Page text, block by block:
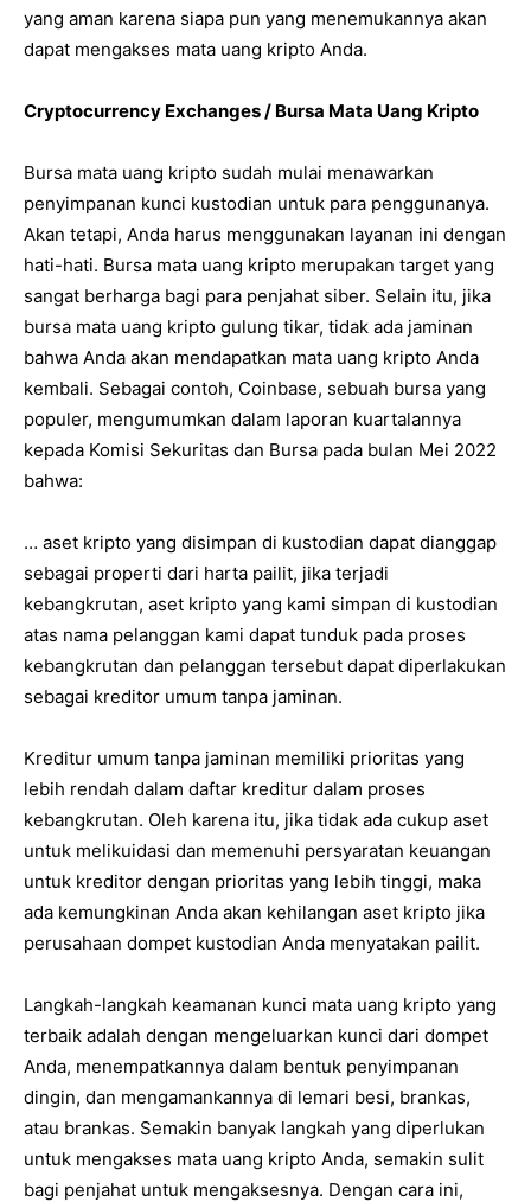
yang aman karena siapa pun yang menemukannya akan
dapat mengakses mata uang kripto Anda.
Cryptocurrency Exchanges / Bursa Mata Uang Kripto
Bursa mata uang kripto sudah mulai menawarkan
penyimpanan kunci kustodian untuk para penggunanya.
Akan tetapi, Anda harus menggunakan layanan ini dengan
hati-hati. Bursa mata uang kripto merupakan target yang
sangat berharga bagi para penjahat siber. Selain itu, jika
bursa mata uang kripto gulung tikar, tidak ada jaminan
bahwa Anda akan mendapatkan mata uang kripto Anda
kembali. Sebagai contoh, Coinbase, sebuah bursa yang
populer, mengumumkan dalam laporan kuartalannya
kepada Komisi Sekuritas dan Bursa pada bulan Mei 2022
bahwa:
… aset kripto yang disimpan di kustodian dapat dianggap
sebagai properti dari harta pailit, jika terjadi
kebangkrutan, aset kripto yang kami simpan di kustodian
atas nama pelanggan kami dapat tunduk pada proses
kebangkrutan dan pelanggan tersebut dapat diperlakukan
sebagai kreditor umum tanpa jaminan.
Kreditur umum tanpa jaminan memiliki prioritas yang
lebih rendah dalam daftar kreditur dalam proses
kebangkrutan. Oleh karena itu, jika tidak ada cukup aset
untuk melikuidasi dan memenuhi persyaratan keuangan
untuk kreditor dengan prioritas yang lebih tinggi, maka
ada kemungkinan Anda akan kehilangan aset kripto jika
perusahaan dompet kustodian Anda menyatakan pailit.
Langkah-langkah keamanan kunci mata uang kripto yang
terbaik adalah dengan mengeluarkan kunci dari dompet
Anda, menempatkannya dalam bentuk penyimpanan
dingin, dan mengamankannya di lemari besi, brankas,
atau brankas. Semakin banyak langkah yang diperlukan
untuk mengakses mata uang kripto Anda, semakin sulit
bagi penjahat untuk mengaksesnya. Dengan cara ini,